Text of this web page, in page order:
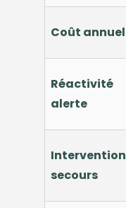
Coût annuel
Réactivité
alerte
Intervention
secours